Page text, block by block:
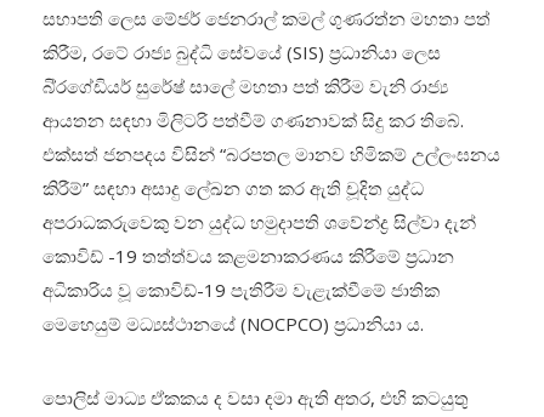
සභාපති ලෙස මේජර් ජෙනරාල් කමල් ගුණරත්න මහතා පත්
කිරීම, රටේ රාජ්‍ය බුද්ධි සේවයේ (SIS) ප්‍රධානියා ලෙස
බි්‍රගේඩියර් සුරේෂ් සාලේ මහතා පත් කිරීම වැනි රාජ්‍ය
ආයතන සඳහා මිලිටරි පත්වීම් ගණනාවක් සිදු කර තිබේ.
එක්සත් ජනපදය විසින් “බරපතල මානව හිමිකම් උල්ලංඝනය
කිරීම්” සඳහා අසාදු ලේඛන ගත කර ඇති චූදිත යුද්ධ
අපරාධකරුවෙකු වන යුද්ධ හමුදාපති ශවේන්ද්‍ර සිල්වා දැන්
කොවිඩ් -19 තත්ත්වය කළමනාකරණය කිරීමේ ප්‍රධාන
අධිකාරිය වූ කොවිඩ්-19 පැතිරීම වැළැක්වීමේ ජාතික
මෙහෙයුම් මධ්‍යස්ථානයේ (NOCPCO) ප්‍රධානියා ය.
පොලිස් මාධ්‍ය ඒකකය ද වසා දමා ඇති අතර, එහි කටයුතු